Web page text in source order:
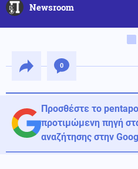
Newsroom
0
Προσθέστε το
προτιμώμενη πηγή
αναζήτησης στην